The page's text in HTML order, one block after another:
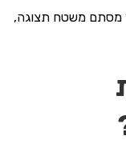
מסתם משטח תצוגה,